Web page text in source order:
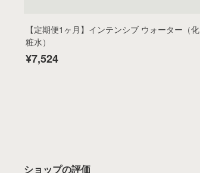
【定期便1ヶ月】インテンシブ ウォーター（化
粧水）
¥7,524
ショップの評価